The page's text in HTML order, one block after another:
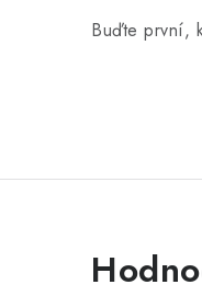
Buďte první,